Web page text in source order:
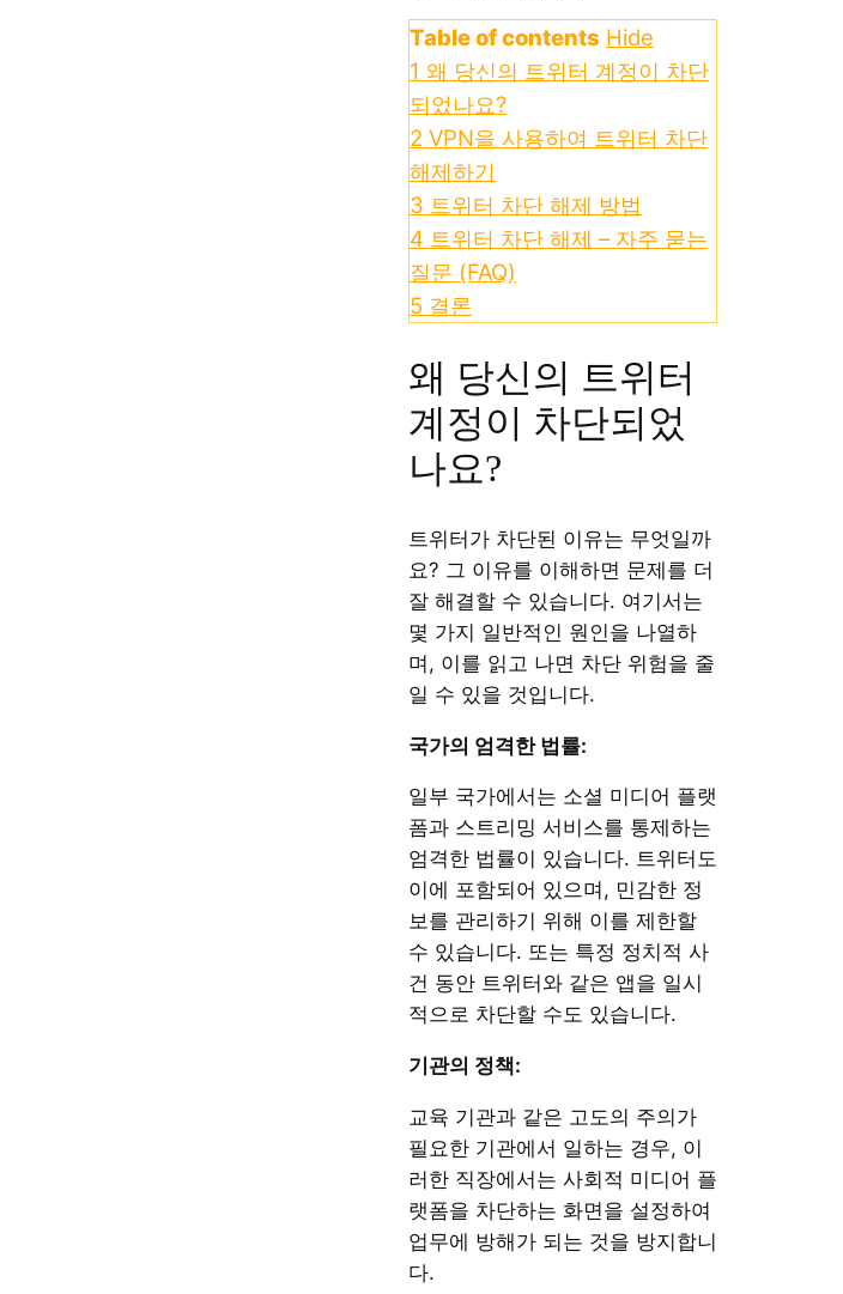
Table of contents Hide
1 왜 당신의 트위터 계정이 차단
되었나요?
2 VPN을 사용하여 트위터 차단
해제하기
3 트위터 차단 해제 방법
4 트위터 차단 해제 – 자주 묻는
질문 (FAQ)
5 결론
왜 당신의 트위터
계정이 차단되었
나요?
트위터가 차단된 이유는 무엇일까
요? 그 이유를 이해하면 문제를 더
잘 해결할 수 있습니다. 여기서는
몇 가지 일반적인 원인을 나열하
며, 이를 읽고 나면 차단 위험을 줄
일 수 있을 것입니다.
국가의 엄격한 법률:
일부 국가에서는 소셜 미디어 플랫
폼과 스트리밍 서비스를 통제하는
엄격한 법률이 있습니다. 트위터도
이에 포함되어 있으며, 민감한 정
보를 관리하기 위해 이를 제한할
수 있습니다. 또는 특정 정치적 사
건 동안 트위터와 같은 앱을 일시
적으로 차단할 수도 있습니다.
기관의 정책:
교육 기관과 같은 고도의 주의가
필요한 기관에서 일하는 경우, 이
러한 직장에서는 사회적 미디어 플
랫폼을 차단하는 화면을 설정하여
업무에 방해가 되는 것을 방지합니
다.